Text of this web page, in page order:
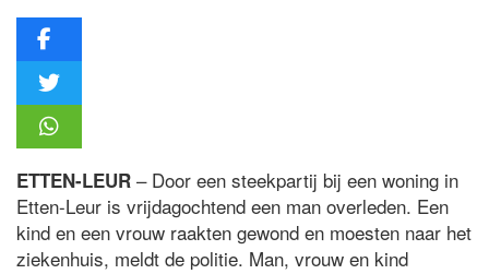
ETTEN-LEUR – Door een steekpartij bij een woning in
Etten-Leur is vrijdagochtend een man overleden. Een
kind en een vrouw raakten gewond en moesten naar het
ziekenhuis, meldt de politie. Man, vrouw en kind